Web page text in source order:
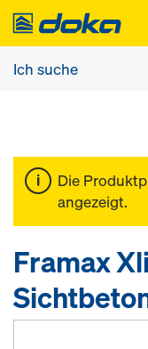
Die
angezeigt.
Framax